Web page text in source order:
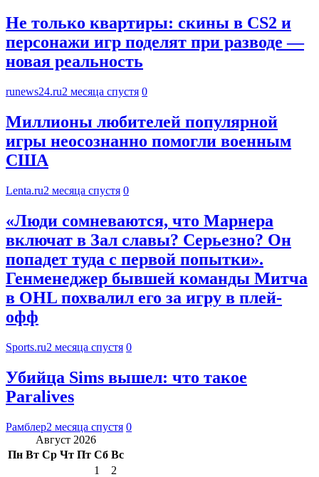
Не только квартиры: скины в CS2 и
персонажи игр поделят при разводе —
новая реальность
runews24.ru2 месяца спустя 0
Миллионы любителей популярной
игры неосознанно помогли военным
США
Lenta.ru2 месяца спустя 0
«Люди сомневаются, что Марнера
включат в Зал славы? Серьезно? Он
попадет туда с первой попытки».
Генменеджер бывшей команды Митча
в OHL похвалил его за игру в плей-
офф
Sports.ru2 месяца спустя 0
Убийца Sims вышел: что такое
Paralives
Рамблер2 месяца спустя 0
Август 2026
Пн Вт Ср Чт Пт Сб Вс
1
2